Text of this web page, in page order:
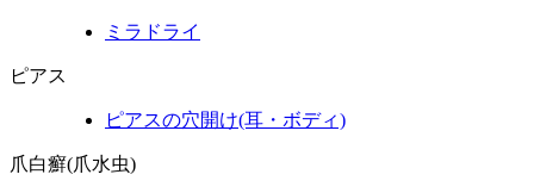
ミラドライ
ピアス
ピアスの穴開け(耳・ボディ)
爪白癬(爪水虫)